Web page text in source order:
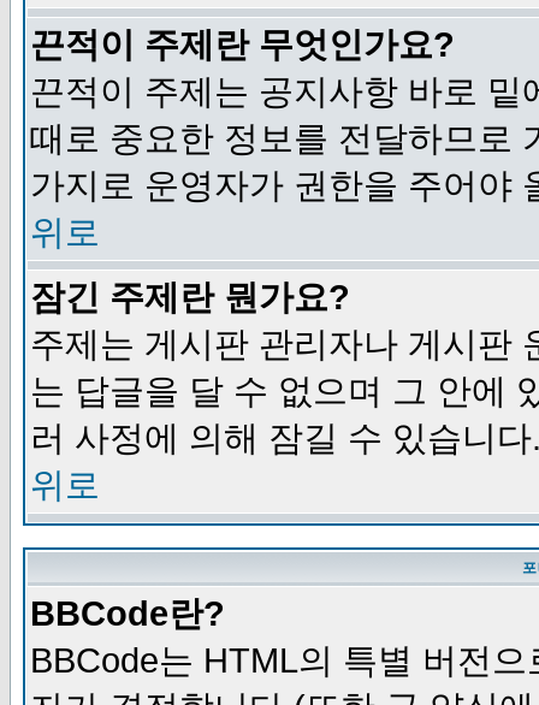
끈적이 주제란 무엇인가요?
끈적이 주제는 공지사항 바로
때로 중요한 정보를 전달하므로
가지로 운영자가 권한을 주어야
위로
잠긴 주제란 뭔가요?
주제는 게시판 관리자나 게시판
는 답글을 달 수 없으며 그 안에
러 사정에 의해 잠길 수 있습니다
위로
BBCode란?
BBCode는 HTML의 특별 버전